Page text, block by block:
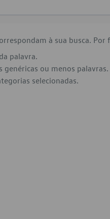
à sua busca.
palavra.
genéricas ou menos palavras.
selecionadas.